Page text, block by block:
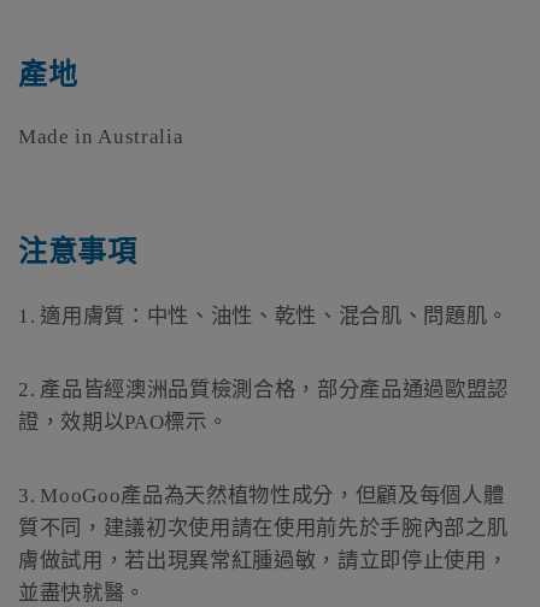
產地
Made in Australia
注意事項
1. 適用膚質：中性、油性、乾性、混合肌、問題肌。
2. 產品皆經澳洲品質檢測合格，部分產品通過歐盟認
證，效期以PAO標示。
3. MooGoo產品為天然植物性成分，但顧及每個人體
質不同，建議初次使用請在使用前先於手腕內部之肌
膚做試用，若出現異常紅腫過敏，請立即停止使用，
並盡快就醫。